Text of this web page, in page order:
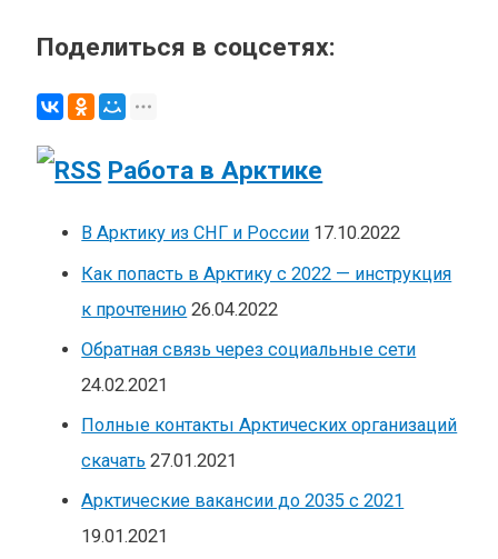
Поделиться в соцсетях:
Работа в Арктике
В Арктику из СНГ и России 17.10.2022
Как попасть в Арктику с 2022 — инструкция
к прочтению 26.04.2022
Обратная связь через социальные сети
24.02.2021
Полные контакты Арктических организаций
скачать 27.01.2021
Арктические вакансии до 2035 с 2021
19.01.2021